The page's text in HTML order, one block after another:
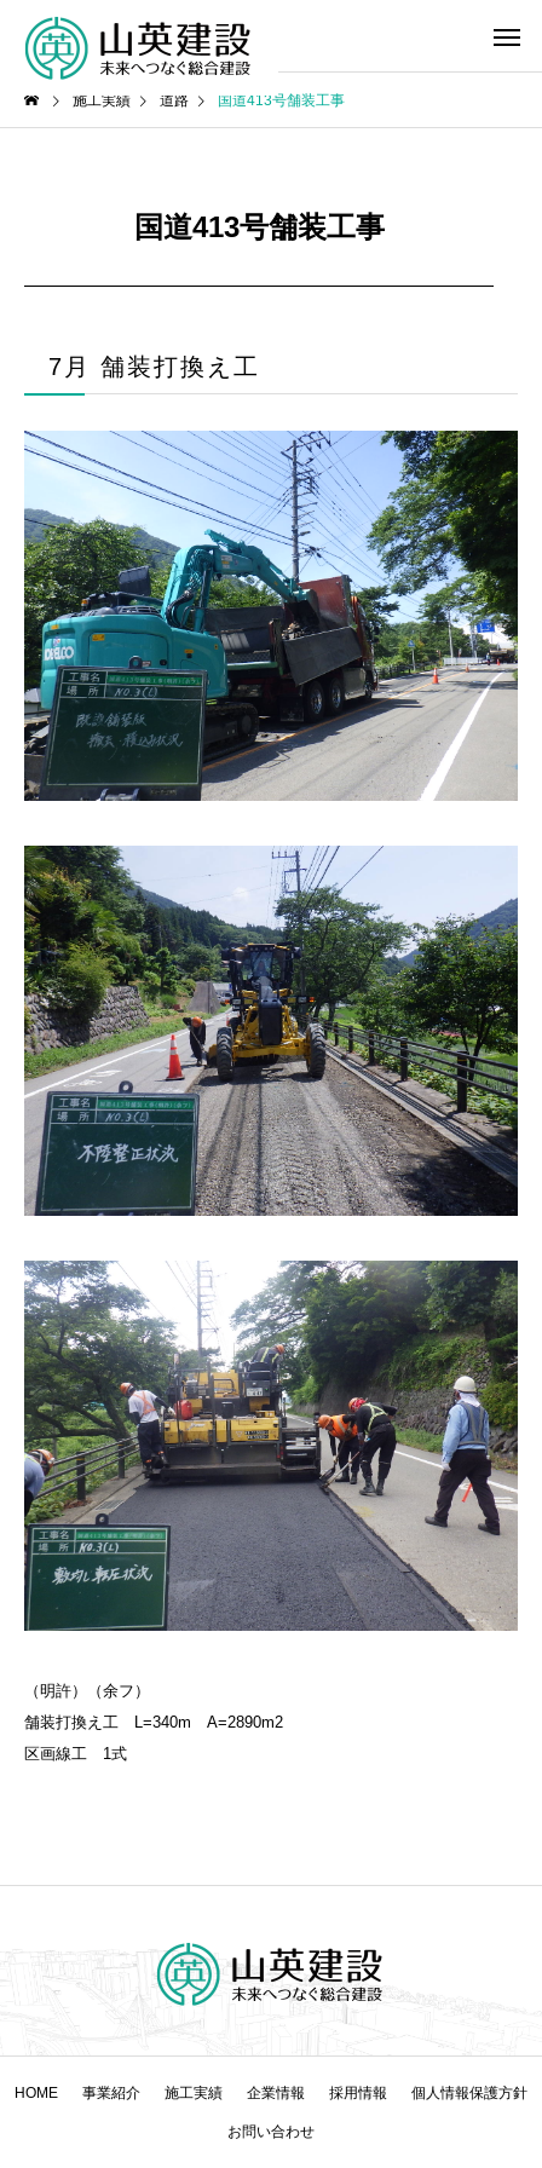
施工実績 道路 国道413号舗装工事
国道413号舗装工事
7月 舗装打換え工
（明許）（余フ）
舗装打換え工 L=340m A=2890m2
区画線工 1式
HOME 事業紹介 施工実績 企業情報 採用情報 個人情報保護方針
お問い合わせ